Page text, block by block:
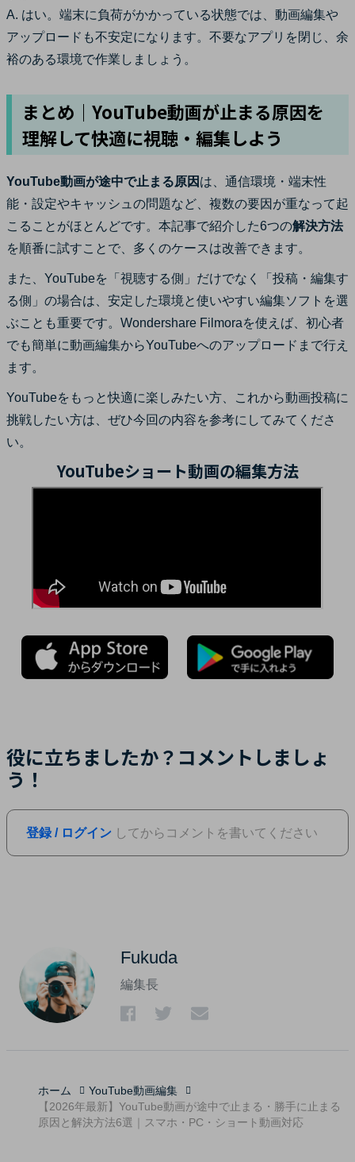
A. はい。端末に負荷がかかっている状態では、動画編集や
アップロードも不安定になります。不要なアプリを閉じ、余
裕のある環境で作業しましょう。
まとめ｜YouTube動画が止まる原因を
理解して快適に視聴・編集しよう
YouTube動画が途中で止まる原因 は、通信環境・端末性
能・設定やキャッシュの問題など、複数の要因が重なって起
こることがほとんどです。本記事で紹介した6つの解決方法
を順番に試すことで、多くのケースは改善できます。
また、YouTubeを「視聴する側」だけでなく「投稿・編集す
る側」の場合は、安定した環境と使いやすい編集ソフトを選
ぶことも重要です。Wondershare Filmoraを使えば、初心者
でも簡単に動画編集からYouTubeへのアップロードまで行え
ます。
YouTubeをもっと快適に楽しみたい方、これから動画投稿に
挑戦したい方は、ぜひ今回の内容を参考にしてみてくださ
い。
YouTubeショート動画の編集方法
役に立ちましたか？コメントしましょ
う！
登録 / ログイン してからコメントを書いてください
Fukuda
編集長
ホーム
YouTube動画編集
【2026年最新】YouTube動画が途中で止まる・勝手に止まる
原因と解決方法6選｜スマホ・PC・ショート動画対応